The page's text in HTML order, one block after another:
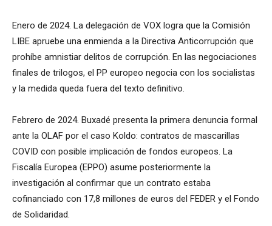
Enero de 2024. La delegación de VOX logra que la Comisión
LIBE apruebe una enmienda a la Directiva Anticorrupción que
prohíbe amnistiar delitos de corrupción. En las negociaciones
finales de trilogos, el PP europeo negocia con los socialistas
y la medida queda fuera del texto definitivo.
Febrero de 2024. Buxadé presenta la primera denuncia formal
ante la OLAF por el caso Koldo: contratos de mascarillas
COVID con posible implicación de fondos europeos. La
Fiscalía Europea (EPPO) asume posteriormente la
investigación al confirmar que un contrato estaba
cofinanciado con 17,8 millones de euros del FEDER y el Fondo
de Solidaridad.